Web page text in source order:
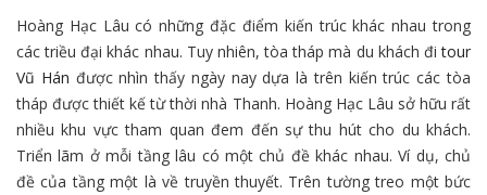
Hoàng Hạc Lâu có những đặc điểm kiến trúc khác nhau trong
các triều đại khác nhau. Tuy nhiên, tòa tháp mà du khách đitour
Vũ Hán được nhìn thấy ngày nay dựa là trên kiến trúc các tòa
tháp được thiết kế từ thời nhà Thanh. Hoàng Hạc Lâu sở hữu rất
nhiều khu vực tham quan đem đến sự thu hút cho du khách.
Triển lãm ở mỗi tầng lâu có một chủ đề khác nhau. Ví dụ, chủ
đề của tầng một là về truyền thuyết. Trên tường treo một bức